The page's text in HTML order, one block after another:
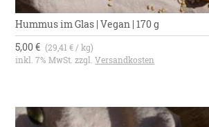
Hummus im Glas | Vegan | 170 g
5,00 € (29,41 € / kg)
inkl. 7% MwSt. zzgl.Versandkosten